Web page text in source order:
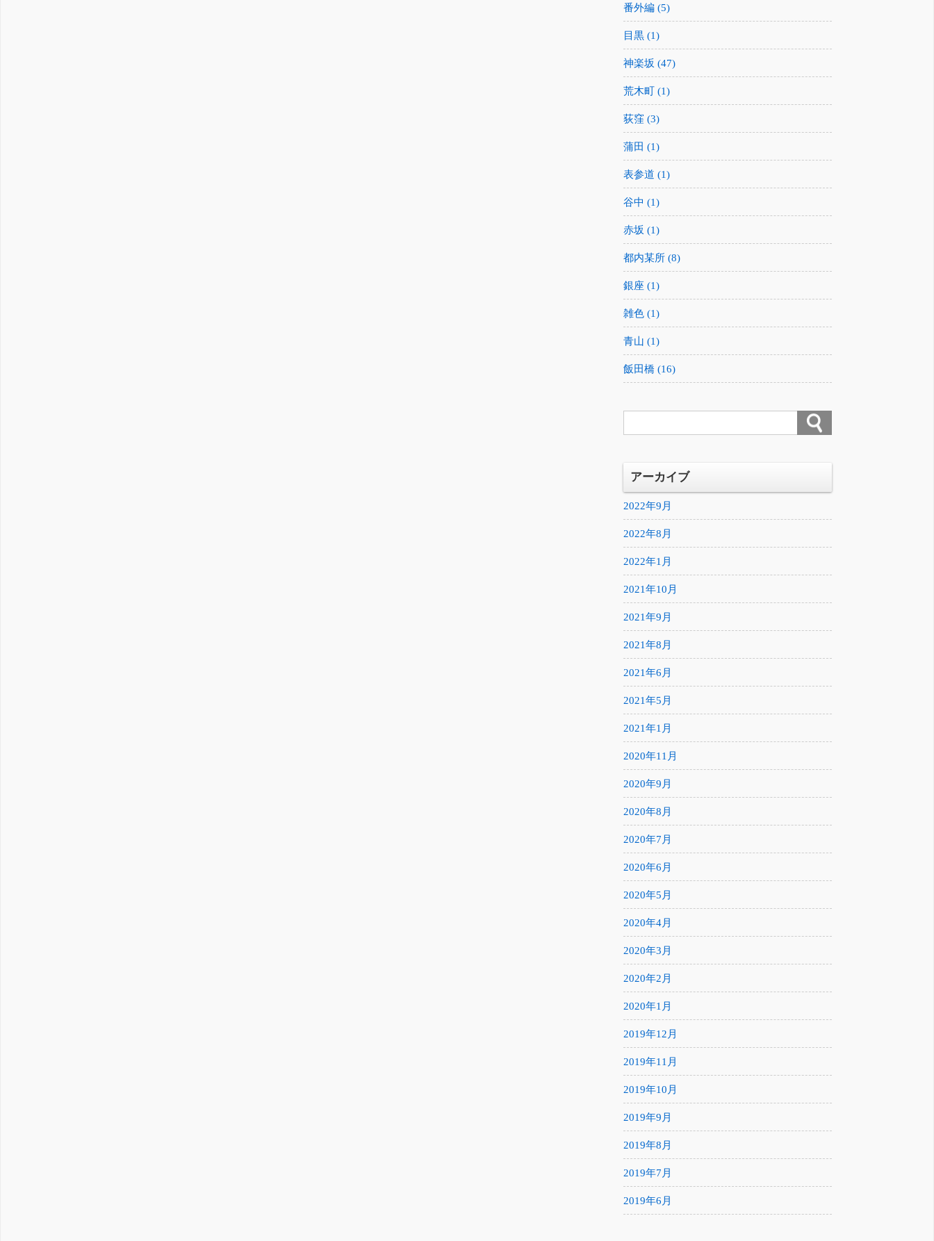
番外編 (5)
目黒 (1)
神楽坂 (47)
荒木町 (1)
荻窪 (3)
蒲田 (1)
表参道 (1)
谷中 (1)
赤坂 (1)
都内某所 (8)
銀座 (1)
雑色 (1)
青山 (1)
飯田橋 (16)
アーカイブ
2022年9月
2022年8月
2022年1月
2021年10月
2021年9月
2021年8月
2021年6月
2021年5月
2021年1月
2020年11月
2020年9月
2020年8月
2020年7月
2020年6月
2020年5月
2020年4月
2020年3月
2020年2月
2020年1月
2019年12月
2019年11月
2019年10月
2019年9月
2019年8月
2019年7月
2019年6月